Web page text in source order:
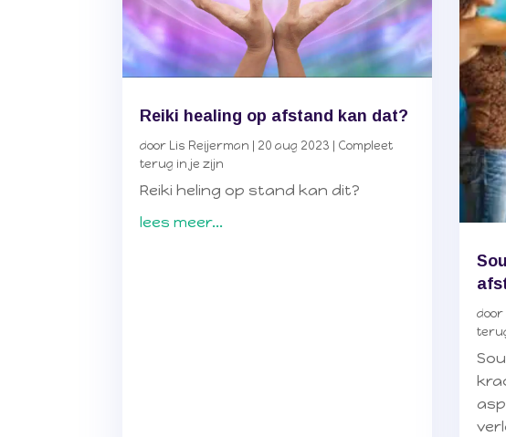
Reiki healing op afstand kan dat?
door Lis Reijerman 20 aug 2023
Compleet
terug in je zijn
Reiki heling op stand kan dit?
lees meer...
door